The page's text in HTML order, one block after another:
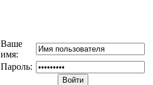
Ваше
имя:
Пароль: